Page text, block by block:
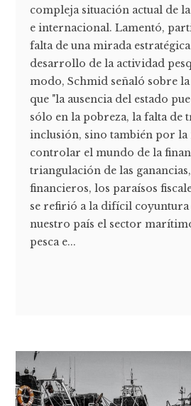
compleja situación actual de
e internacional. Lamentó,
falta de una mirada
desarrollo de la actividad
modo, Schmid señaló sobre
que "la ausencia del estado
sólo en la pobreza, la falta de
inclusión, sino también por la
controlar el mundo de la
triangulación de las
financieros, los paraísos
se refirió a la difícil coyuntura
nuestro país el sector
pesca e...